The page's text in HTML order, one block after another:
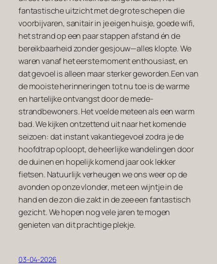
fantastische uitzicht met de grote schepen die
voorbijvaren, sanitair in je eigen huisje, goede wifi,
het strand op een paar stappen afstand én de
bereikbaarheid zonder gesjouw—alles klopte. We
waren vanaf het eerste moment enthousiast, en
dat gevoel is alleen maar sterker geworden.Een van
de mooiste herinneringen tot nu toe is de warme
en hartelijke ontvangst door de mede-
strandbewoners. Het voelde meteen als een warm
bad. We kijken ontzettend uit naar het komende
seizoen: dat instant vakantiegevoel zodra je de
hoofdtrap oploopt, de heerlijke wandelingen door
de duinen en hopelijk komend jaar ook lekker
fietsen. Natuurlijk verheugen we ons weer op de
avonden op onze vlonder, met een wijntje in de
hand en de zon die zakt in de zee een fantastisch
gezicht. We hopen nog vele jaren te mogen
genieten van dit prachtige plekje.
03-04-2026